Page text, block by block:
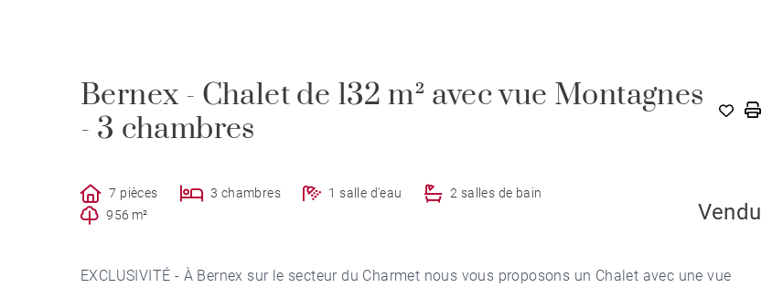
Bernex - Chalet de 132 m² avec vue Montagnes
- 3 chambres
7 pièces 3 chambres 1 salle d'eau
2 salles de bain
956 m²
Vendu
EXCLUSIVITÉ - À Bernex sur le secteur du Charmet nous vous proposons un Chalet avec une vue